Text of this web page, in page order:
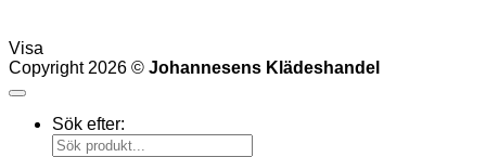
Visa
Copyright 2026 © Johannesens Klädeshandel
Sök efter: